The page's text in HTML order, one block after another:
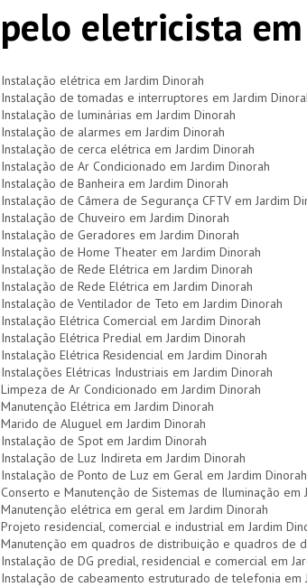
pelo eletricista
Instalação elétrica em Jardim Dinorah
Instalação de tomadas e interruptores em Jardim
Instalação de luminárias em Jardim Dinorah
Instalação de alarmes em Jardim Dinorah
Instalação de cerca elétrica em Jardim Dinorah
Instalação de Ar Condicionado em Jardim Dinorah
Instalação de Banheira em Jardim Dinorah
Instalação de Câmera de Segurança CFTV em Jardim
Instalação de Chuveiro em Jardim Dinorah
Instalação de Geradores em Jardim Dinorah
Instalação de Home Theater em Jardim Dinorah
Instalação de Rede Elétrica em Jardim Dinorah
Instalação de Rede Elétrica em Jardim Dinorah
Instalação de Ventilador de Teto em Jardim Dinorah
Instalação Elétrica Comercial em Jardim Dinorah
Instalação Elétrica Predial em Jardim Dinorah
Instalação Elétrica Residencial em Jardim Dinorah
Instalações Elétricas Industriais em Jardim Dinorah
Limpeza de Ar Condicionado em Jardim Dinorah
Manutenção Elétrica em Jardim Dinorah
Marido de Aluguel em Jardim Dinorah
Instalação de Spot em Jardim Dinorah
Instalação de Luz Indireta em Jardim Dinorah
Instalação de Ponto de Luz em Geral em Jardim Dinorah
Conserto e Manutenção de Sistemas de Iluminação em
Manutenção elétrica em geral em Jardim Dinorah
Projeto residencial, comercial e industrial em Jardim
Manutenção em quadros de distribuição e quadros de
Instalação de DG predial, residencial e comercial em
Instalação de cabeamento estruturado de telefonia em